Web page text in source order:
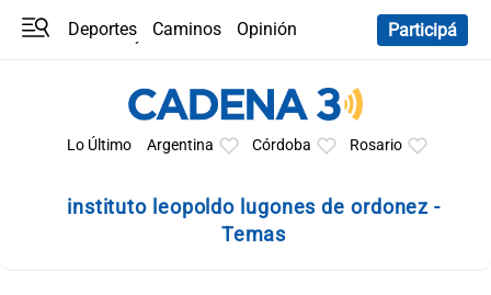
Deportes Caminos
Opinión
Participá
Lo Último Argentina Córdoba Rosario
instituto leopoldo lugones de ordonez -
Temas